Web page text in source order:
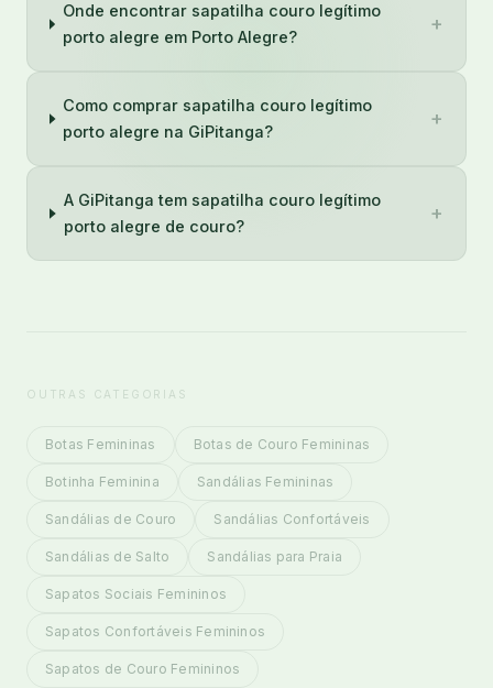
Onde encontrar sapatilha couro legítimo
porto alegre em Porto Alegre?
+
Como comprar sapatilha couro legítimo
porto alegre na GiPitanga?
+
A GiPitanga tem sapatilha couro legítimo
porto alegre de couro?
+
OUTRAS CATEGORIAS
Botas Femininas Botas de Couro Femininas
Botinha Feminina Sandálias Femininas
Sandálias de Couro Sandálias Confortáveis
Sandálias de Salto Sandálias para Praia
Sapatos Sociais Femininos
Sapatos Confortáveis Femininos
Sapatos de Couro Femininos